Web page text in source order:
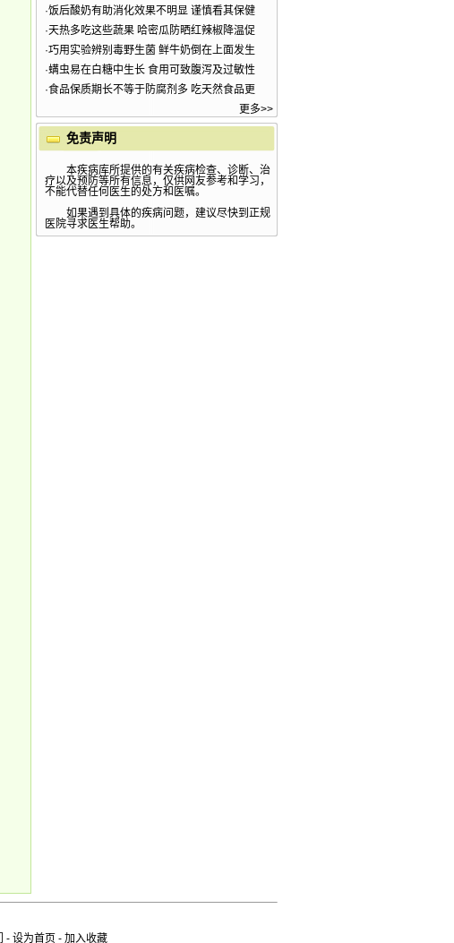
·饭后酸奶有助消化效果不明显 谨慎看其保健
·天热多吃这些蔬果 哈密瓜防晒红辣椒降温促
·巧用实验辨别毒野生菌 鲜牛奶倒在上面发生
·螨虫易在白糖中生长 食用可致腹泻及过敏性
·食品保质期长不等于防腐剂多 吃天然食品更
更多>>
免责声明
本疾病库所提供的有关疾病检查、诊断、治
疗以及预防等所有信息，仅供网友参考和学习，
不能代替任何医生的处方和医嘱。
如果遇到具体的疾病问题，建议尽快到正规
医院寻求医生帮助。
- 设为首页 - 加入收藏